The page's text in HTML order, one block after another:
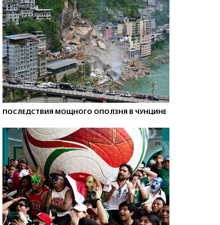
ПОСЛЕДСТВИЯ МОЩНОГО ОПОЛЗНЯ В ЧУНЦИНЕ